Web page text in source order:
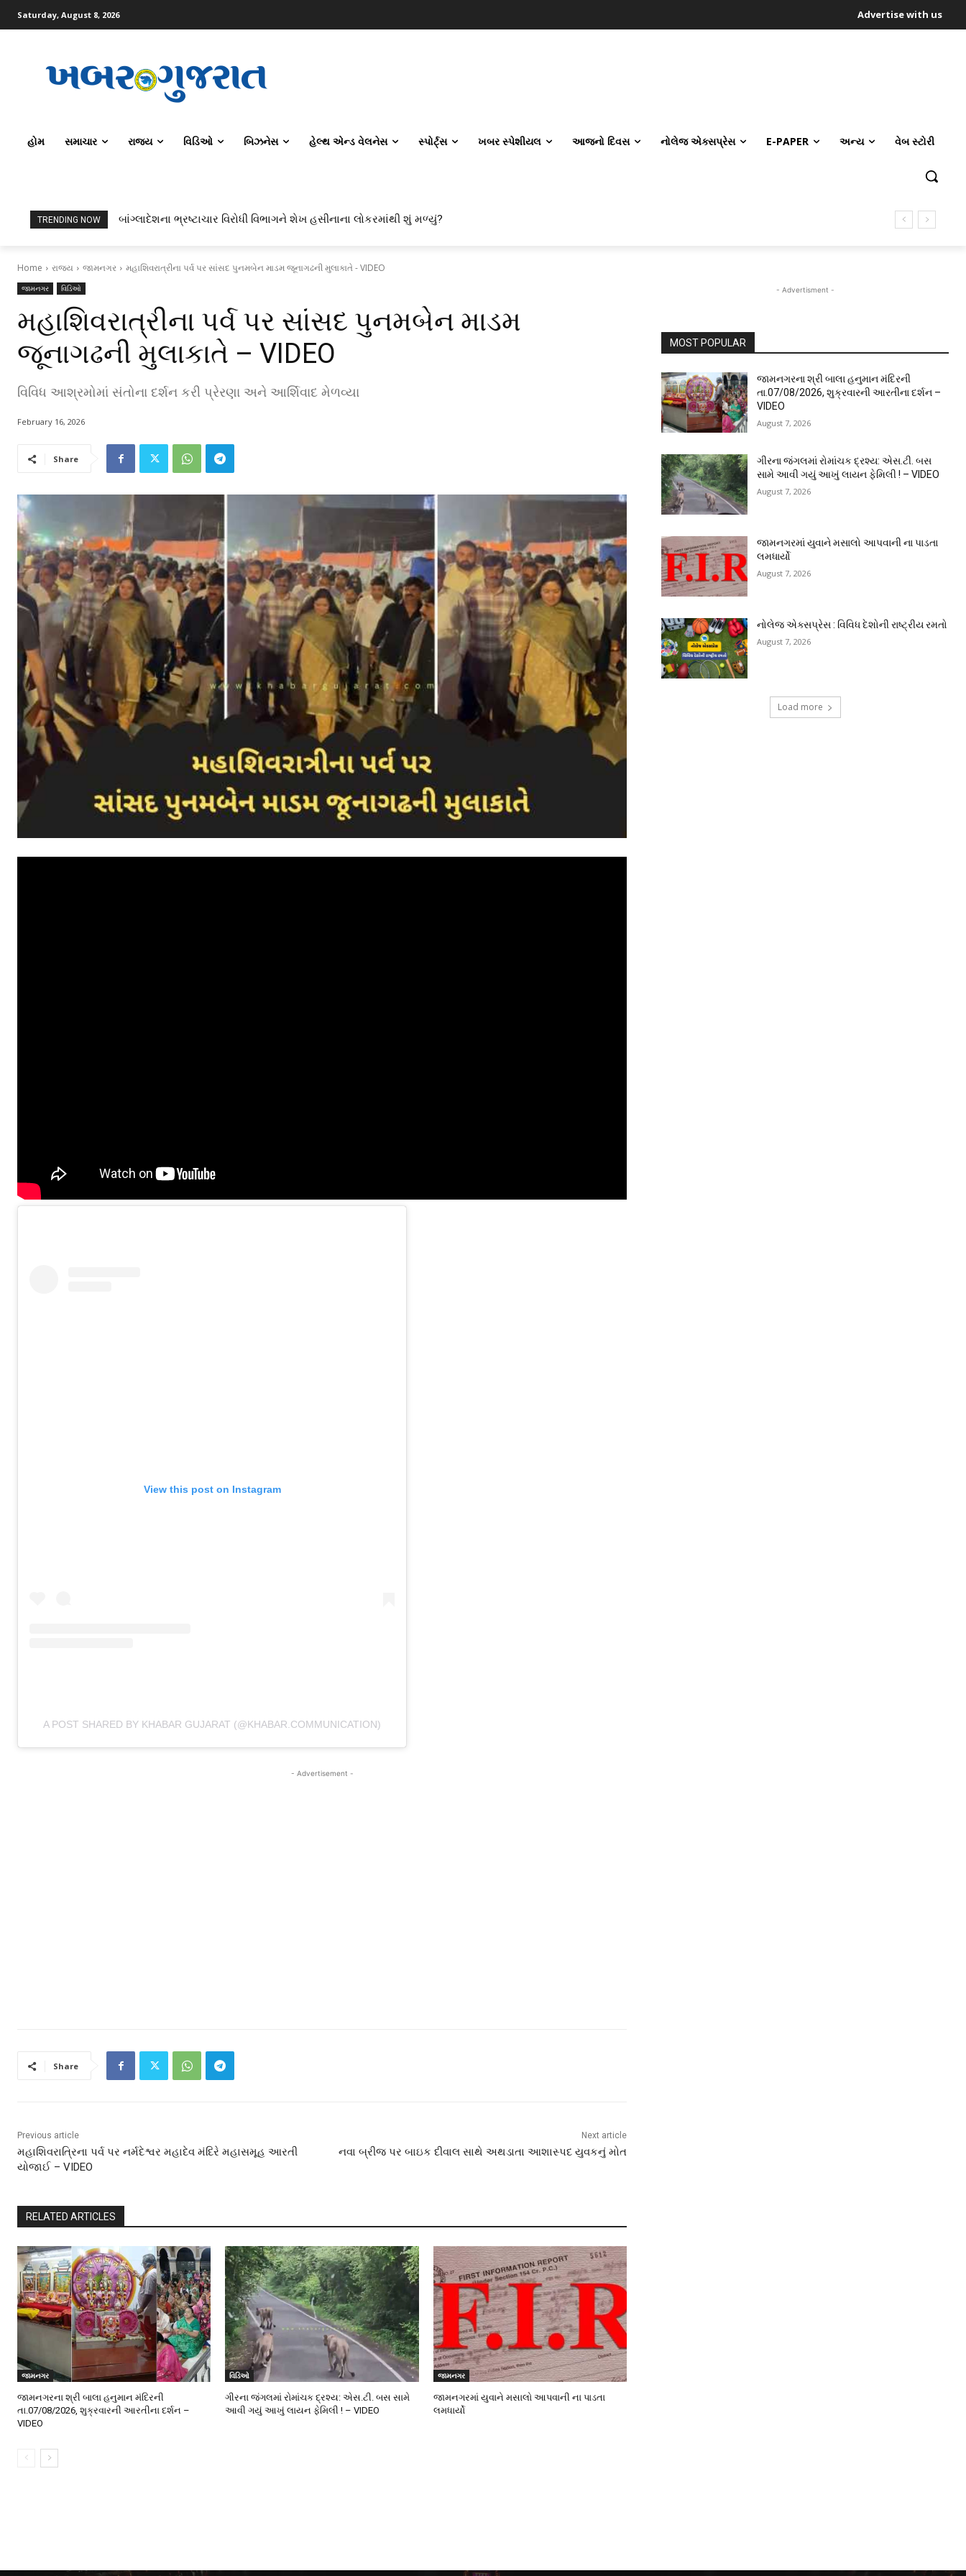
Saturday, August 8, 2026 Advertise with us
હોમ સમાચાર રાજ્ય વિડિઓ બિઝનેસ હેલ્થ એન્ડ વેલનેસ સ્પોર્ટ્સ ખબર સ્પેશીયલ આજનો દિવસ નોલેજ એક્સપ્રેસ E-PAPER અન્ય વેબ સ્ટોરી
TRENDING NOW ટોપર્સ કોમ્પ્યુટર સાયન્સ અને AI કરતાં સિવિલ એન્જિનિયરિંગ કેમ પસંદ કરી રહ્યા છે? IITનો ટ્રેન્ડ બદલાઈ ગયો છે
બાંગ્લાદેશના ભ્રષ્ટાચાર વિરોધી વિભાગને શેખ હસીનાના લોકરમાંથી શું મળ્યું?
Home રાજ્ય જામનગર મહાશિવરાત્રીના પર્વ પર સાંસદ પુનમબેન માડમ જૂનાગઢની મુલાકાતે - VIDEO
જામનગર વિડિઓ
મહાશિવરાત્રીના પર્વ પર સાંસદ પુનમબેન માડમ
જૂનાગઢની મુલાકાતે – VIDEO
વિવિધ આશ્રમોમાં સંતોના દર્શન કરી પ્રેરણા અને આર્શિવાદ મેળવ્યા
February 16, 2026
Share
View this post on Instagram
A POST SHARED BY KHABAR GUJARAT (@KHABAR.COMMUNICATION)
- Advertisement -
Share
Previous article
મહાશિવરાત્રિના પર્વ પર નર્મદેશ્વર મહાદેવ મંદિરે મહાસમૂહ આરતી
યોજાઈ – VIDEO
Next article
નવા બ્રીજ પર બાઇક દીવાલ સાથે અથડાતા આશાસ્પદ યુવકનું મોત
RELATED ARTICLES
જામનગર
જામનગરના શ્રી બાલા હનુમાન મંદિરની
તા.07/08/2026, શુક્રવારની આરતીના દર્શન –
VIDEO
વિડિઓ
ગીરના જંગલમાં રોમાંચક દ્રશ્ય: એસ.ટી. બસ સામે
આવી ગયું આખું લાયન ફેમિલી ! – VIDEO
જામનગર
જામનગરમાં યુવાને મસાલો આપવાની ના પાડતા
લમધાર્યો
- Advertisment -
MOST POPULAR
જામનગરના શ્રી બાલા હનુમાન મંદિરની
તા.07/08/2026, શુક્રવારની આરતીના દર્શન –
VIDEO
August 7, 2026
ગીરના જંગલમાં રોમાંચક દ્રશ્ય: એસ.ટી. બસ
સામે આવી ગયું આખું લાયન ફેમિલી ! – VIDEO
August 7, 2026
જામનગરમાં યુવાને મસાલો આપવાની ના પાડતા
લમધાર્યો
August 7, 2026
નોલેજ એક્સપ્રેસ : વિવિધ દેશોની રાષ્ટ્રીય રમતો
August 7, 2026
Load more